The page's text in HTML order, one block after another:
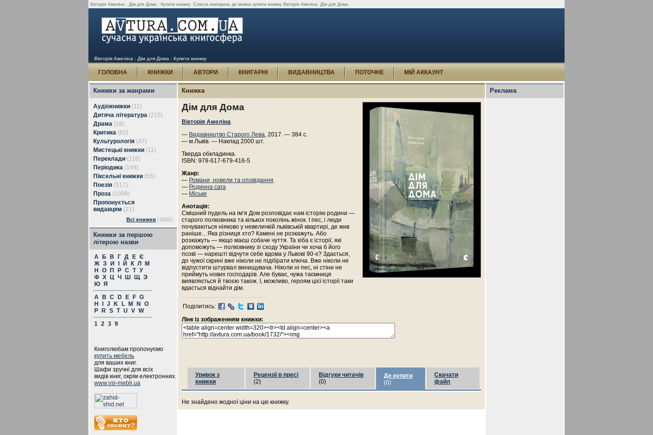
Вікторія Амеліна : Дім для Дома : Купити книжку. Список книгарень де можна купити книжку Вікторія Амеліна. Дім для Дома.
Вікторія Амеліна : Дім для Дома : Купити книжку
ГОЛОВНА КНИЖКИ АВТОРИ КНИГАРНІ ВИДАВНИЦТВА ПОТОЧНЕ МІЙ АККАУНТ
Книжки за жанрами
Аудіокнижки (11)
Дитяча література (215)
Драма (18)
Критика (62)
Культурологія (47)
Мистецькі книжки (11)
Переклади (116)
Періодика (149)
Піксельні книжки (56)
Поезія (517)
Проза (1098)
Пропонується
видавцям (21)
Всі книжки (1660)
Книжки за першою
літерою назви
А Б В Г Д Е Є
Ж З И Й К Л
М
Н
О П Р С Т У
Ф Х Ц Ч Ш Щ Э
Ю Я
A
B C D E F G
H
J K L M N
O
P
R S T U V W
1 2 3 9
Книголюбам пропонуємо
купить мебель
для ваших книг.
Шафи зручні для всіх
видів книг, окрім електронних.
www.vsi-mebli.ua
Книжка
Дім для Дома
Вікторія Амеліна
— Видавництво Старого Лева, 2017. — 384 с.
— м.Львів. — Наклад 2000 шт.
Тверда обкладинка.
ISBN: 978-617-679-416-5
Жанр:
— Романи, новели та оповідання
— Родинна сага
— Міське
Анотація:
Смішний пудель на ім’я Дом розповідає нам історію родини —
старого полковника та кількох поколінь жінок. І пес, і люди
почуваються ніяково у невеличкій львівській квартирі, де жив
раніше... Яка різниця хто? Камені не розкажуть. Або
розкажуть — якщо маєш собаче чуття. Та хіба є історії, які
допоможуть — полковнику зі сходу України чи хоча б його
псові — нарешті відчути себе вдома у Львові 90-х? Здається,
до чужої скрині вже ніколи не підібрати ключа. Вже ніколи не
відпустити штурвал винищувача. Ніколи ні пес, ні стіни не
приймуть нових господарів. Але буває, чужа таємниця
виявляється й твоєю також. І, можливо, героям цієї історії таки
вдасться віднайти дім.
Поділитись:
Лінк із зображенням книжки:
Уривок з
книжки
Рецензії в пресі
(2)
Відгуки читачів
(0)
Де купити
(0)
Скачати
файл
Не знайдено жодної ціни на цю книжку.
Реклама